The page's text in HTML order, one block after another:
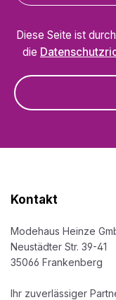
Diese Seite ist
die
Kontakt
Modehaus Heinze
Neustädter Str. 39-41
35066 Frankenberg
Ihr zuverlässiger